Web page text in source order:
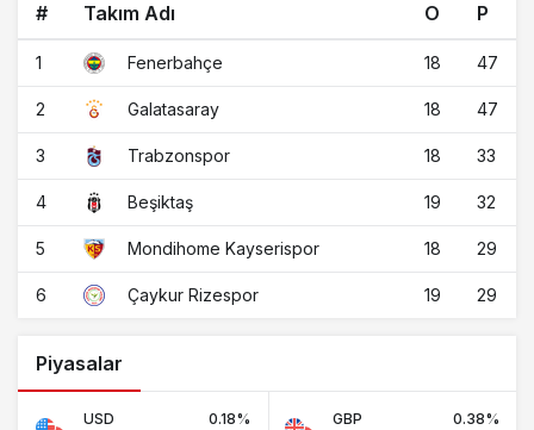
# Takım Adı O P
1 Fenerbahçe 18 47
2 Galatasaray 18 47
3 Trabzonspor 18 33
4 Beşiktaş 19 32
5 Mondihome Kayserispor 18 29
6 Çaykur Rizespor 19 29
Piyasalar
USD 0.18% GBP 0.38%